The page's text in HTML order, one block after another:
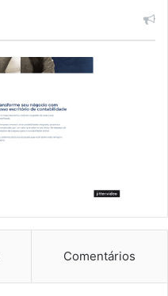
Comentários